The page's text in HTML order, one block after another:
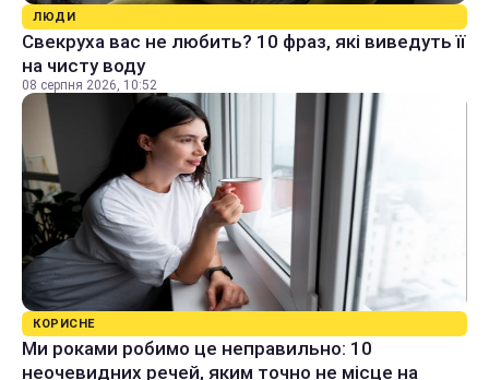
ЛЮДИ
Свекруха вас не любить? 10 фраз, які виведуть її
на чисту воду
08 серпня 2026, 10:52
КОРИСНЕ
Ми роками робимо це неправильно: 10
неочевидних речей, яким точно не місце на